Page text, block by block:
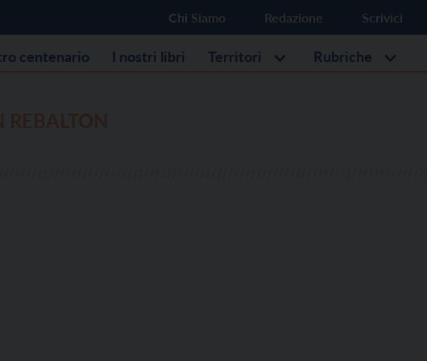
Chi Siamo Redazione Scrivici
centenario I nostri libri Territori Rubriche